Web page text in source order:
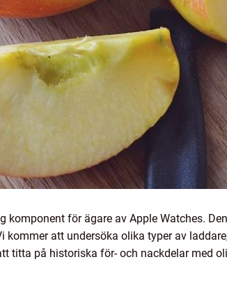
komponent för ägare av Apple Watches.
kommer att undersöka olika typer av
titta på historiska för- och nackdelar med